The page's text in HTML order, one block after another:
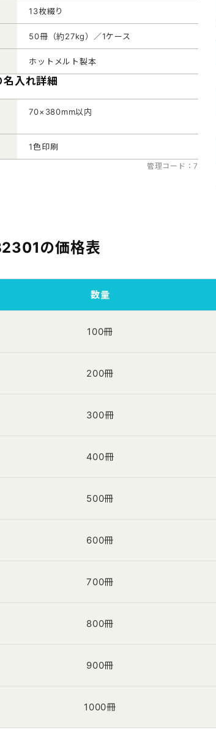
13枚綴り
50冊（約27kg）／1ケース
ホットメルト製本
入れ詳細
70×380mm以内
1色印刷
管理コード：7
の価格表
数量
100冊
200冊
300冊
400冊
500冊
600冊
700冊
800冊
900冊
1000冊